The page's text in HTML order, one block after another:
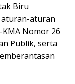
Biru
aturan-aturan
Nomor 26
Publik, serta